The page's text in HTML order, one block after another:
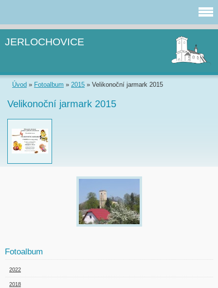
JERLOCHOVICE
Úvod » Fotoalbum » 2015 » Velikonoční jarmark 2015
Velikonoční jarmark 2015
Fotoalbum
2022
2018